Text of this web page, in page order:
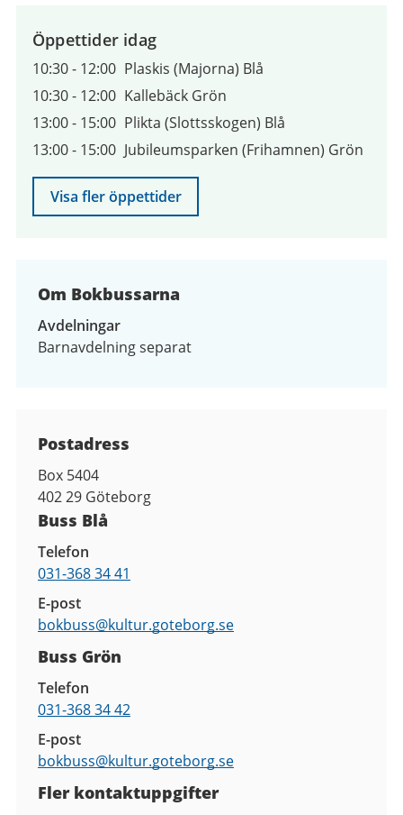
augusti
2026
Öppettider idag
10:30- 12:00 Plaskis (Majorna) Blå
10:30- 12:00 Kallebäck Grön
13:00- 15:00 Plikta (Slottsskogen) Blå
13:00- 15:00 Jubileumsparken (Frihamnen) Grön
Visa fler öppettider
Om Bokbussarna
Avdelningar
Barnavdelning separat
Postadress
Box 5404
402 29 Göteborg
Buss Blå
Telefon
031-368 34 41
E-post
bokbuss@kultur.goteborg.se
Buss Grön
Telefon
031-368 34 42
E-post
bokbuss@kultur.goteborg.se
Fler kontaktuppgifter